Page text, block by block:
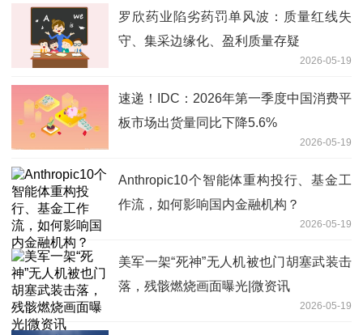
罗欣药业陷劣药罚单风波：质量红线失
守、集采边缘化、盈利质量存疑
2026-05-19
速递！IDC：2026年第一季度中国消费平
板市场出货量同比下降5.6%
2026-05-19
Anthropic10个智能体重构投行、基金工
作流，如何影响国内金融机构？
2026-05-19
美军一架“死神”无人机被也门胡塞武装击
落，残骸燃烧画面曝光|微资讯
2026-05-19